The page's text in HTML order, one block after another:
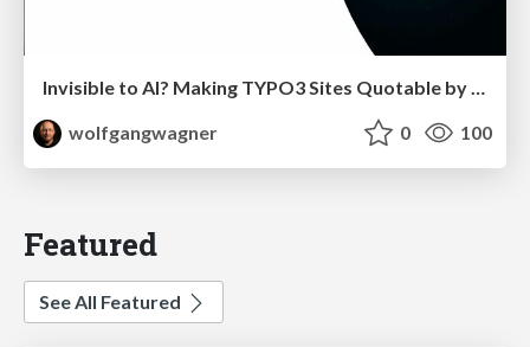
Invisible to AI? Making TYPO3 Sites Quotable by AI Search Systems
wolfgangwagner
0 100
Featured
See All Featured